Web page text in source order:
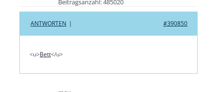
Beitragsanzahl: 485020
#390850
ANTWORTEN |
<u>Bett</u>